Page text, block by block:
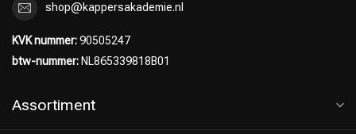
shop@kappersakademie.nl
KVK nummer:90505247
btw-nummer: NL865339818B01
Assortiment